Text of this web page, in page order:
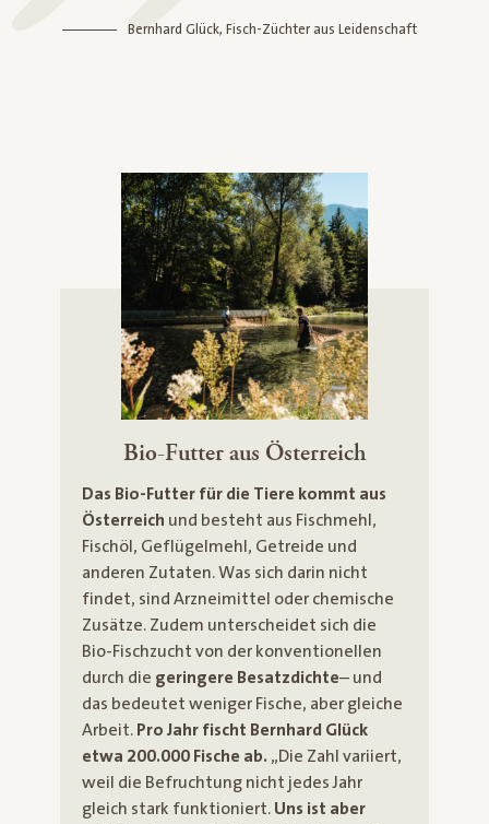
Bernhard Glück, Fisch-Züchter aus Leidenschaft
Bio-Futter aus Österreich
Das Bio-Futter für die Tiere kommt aus
Österreich und besteht aus Fischmehl,
Fischöl, Geflügelmehl, Getreide und
anderen Zutaten. Was sich darin nicht
findet, sind Arzneimittel oder chemische
Zusätze. Zudem unterscheidet sich die
Bio-Fischzucht von der konventionellen
durch die geringere Besatzdichte– und
das bedeutet weniger Fische, aber gleiche
Arbeit. Pro Jahr fischt Bernhard Glück
etwa 200.000 Fische ab. „Die Zahl variiert,
weil die Befruchtung nicht jedes Jahr
gleich stark funktioniert.Uns ist aber